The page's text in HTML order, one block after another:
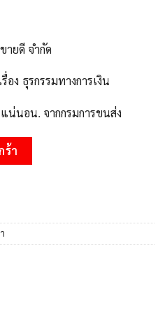
ายดี จำกัด
ง ธุรกรรมทางการเงิน
น่นอน. จากกรมการขนส่ง
ถ ขฉ 3456 ทะเบียนมงคลจากกรมข
ร้า